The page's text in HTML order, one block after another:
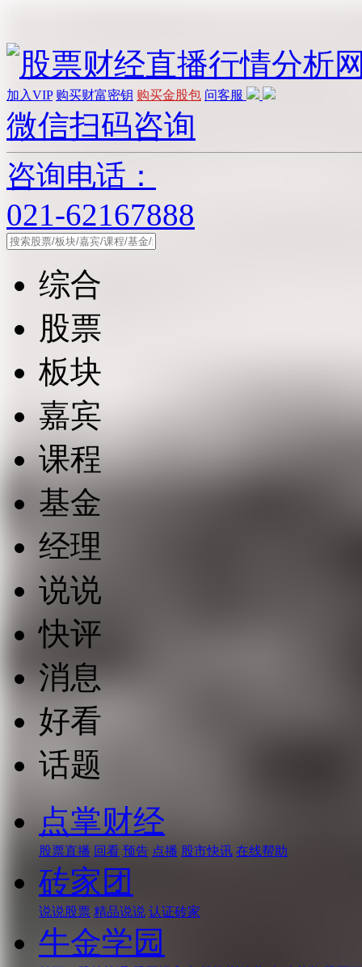
加入VIP 购买财富密钥 购买金股包 问客服
微信扫码咨询
咨询电话：
021-62167888
综合
股票
板块
嘉宾
课程
基金
经理
说说
快评
消息
好看
话题
点掌财经
股票直播 回看 预告 点播 股市快讯 在线帮助
砖家团
说说股票 精品说说 认证砖家
牛金学园